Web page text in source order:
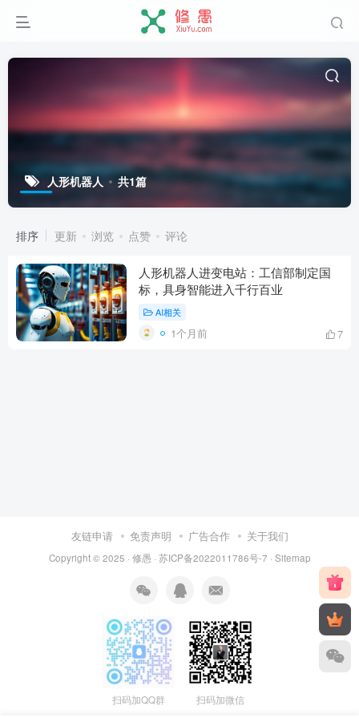
人形机器人 共1篇
排序 更新 浏览 点赞 评论
人形机器人进变电站：工信部制定国
标，具身智能进入千行百业
AI相关
1个月前 7
友链申请 免责声明 广告合作 关于我们
Copyright © 2025 · 修愚 · 苏ICP备2022011786号-7 · Sitemap
扫码加QQ群 扫码加微信